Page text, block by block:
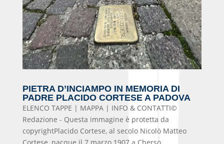
PIETRA D’INCIAMPO IN MEMORIA DI
PADRE PLACIDO CORTESE A PADOVA
ELENCO TAPPE | MAPPA | INFO & CONTATTI©
Redazione - Questa immagine è protetta da
copyrightPlacido Cortese, al secolo Nicolò Matteo